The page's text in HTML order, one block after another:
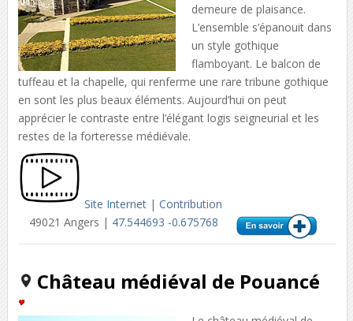
demeure de plaisance.
L’ensemble s’épanouit dans
un style gothique
flamboyant. Le balcon de
tuffeau et la chapelle, qui renferme une rare tribune gothique
en sont les plus beaux éléments. Aujourd’hui on peut
apprécier le contraste entre l’élégant logis seigneurial et les
restes de la forteresse médiévale.
Site Internet| Contribution
49021 Angers | 47.544693 -0.675768
Château médiéval de Pouancé